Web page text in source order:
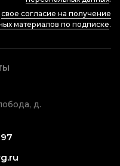
свое согласие на получение
материалов по подписке.
д.